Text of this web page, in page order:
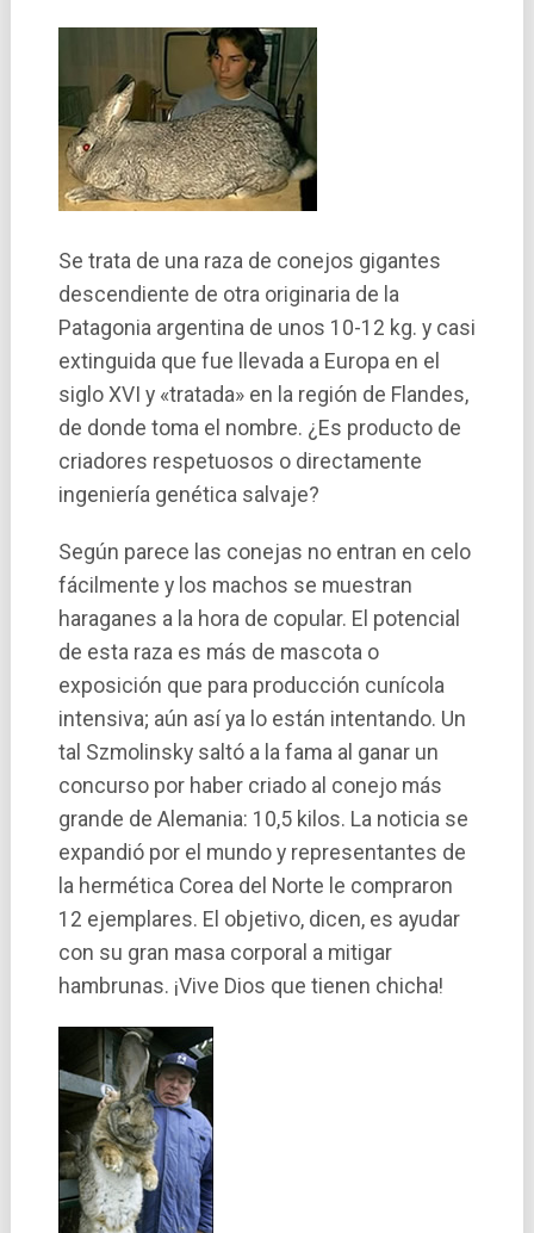
Se trata de una raza de conejos gigantes
descendiente de otra originaria de la
Patagonia argentina de unos 10-12 kg. y casi
extinguida que fue llevada a Europa en el
siglo XVI y «tratada» en la región de Flandes,
de donde toma el nombre. ¿Es producto de
criadores respetuosos o directamente
ingenierí­a genética salvaje?
Según parece las conejas no entran en celo
fácilmente y los machos se muestran
haraganes a la hora de copular. El potencial
de esta raza es más de mascota o
exposición que para producción cuní­cola
intensiva; aún así­ ya lo están intentando. Un
tal Szmolinsky saltó a la fama al ganar un
concurso por haber criado al conejo más
grande de Alemania: 10,5 kilos. La noticia se
expandió por el mundo y representantes de
la hermética Corea del Norte le compraron
12 ejemplares. El objetivo, dicen, es ayudar
con su gran masa corporal a mitigar
hambrunas. ¡Vive Dios que tienen chicha!